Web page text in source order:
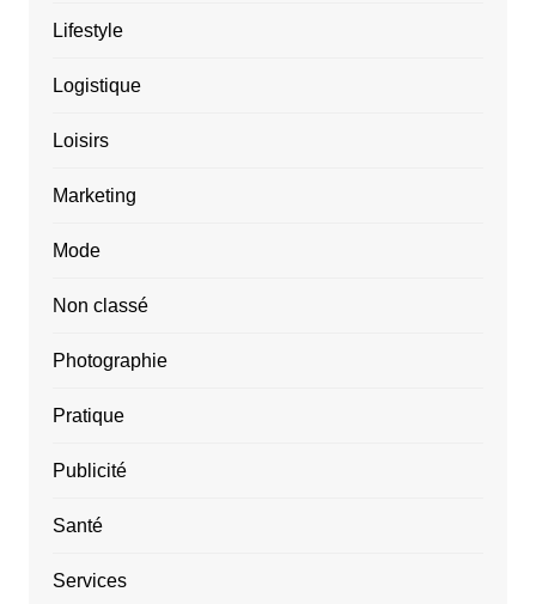
Lifestyle
Logistique
Loisirs
Marketing
Mode
Non classé
Photographie
Pratique
Publicité
Santé
Services